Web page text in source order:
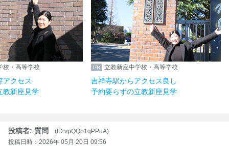
校・高等学校
アクセス
教新座見学
立教新座中学校・高等学校
吉祥寺駅からアクセス良し
予約要らずの立教新座見学
投稿者: 質問
(ID:vpQQb1qPPuA)
投稿日時：2026年 05月 20日 09:56